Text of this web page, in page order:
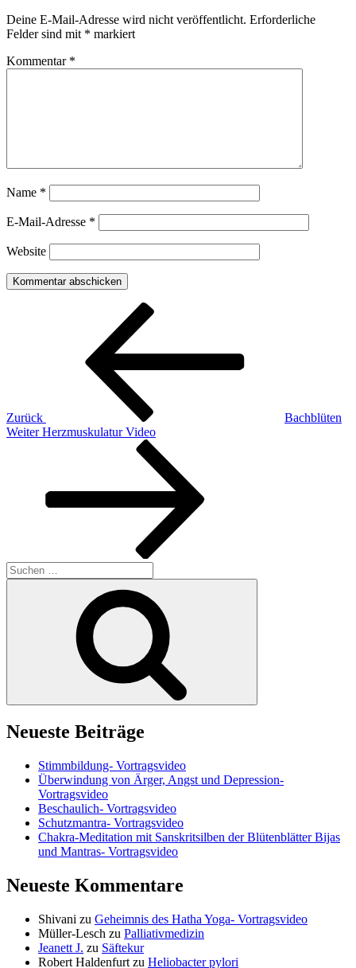
Deine E-Mail-Adresse wird nicht veröffentlicht. Erforderliche
Felder sind mit * markiert
Kommentar *
Name *
E-Mail-Adresse *
Website
Beitragsnavigation
Zurück
Bachblüten
Nächster
Weiter Herzmuskulatur Video
Suchen
nach:
Neueste Beiträge
Stimmbildung- Vortragsvideo
Überwindung von Ärger, Angst und Depression-
Vortragsvideo
Beschaulich- Vortragsvideo
Schutzmantra- Vortragsvideo
Chakra-Meditation mit Sanskritsilben der Blütenblätter Bijas
und Mantras- Vortragsvideo
Neueste Kommentare
Shivani zu Geheimnis des Hatha Yoga- Vortragsvideo
Müller-Lesch zu Palliativmedizin
Jeanett J. zu Säftekur
Robert Haldenfurt zu Heliobacter pylori